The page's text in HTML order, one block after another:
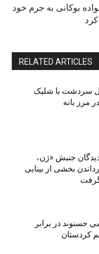
بوکانی بە جرم خود
RELATED ARTICLES
سردشت با شلیک
مرز بانه
جنبش «ژن،
بخشی از بینایی
در برابر
کردستان